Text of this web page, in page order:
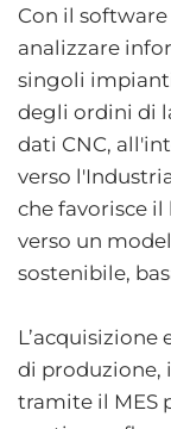
Con il software
analizzare
singoli
degli ordini di
dati CNC,
verso
che favorisce
verso un
sostenibile,
L’acquisizione
di produzione,
tramite il MES